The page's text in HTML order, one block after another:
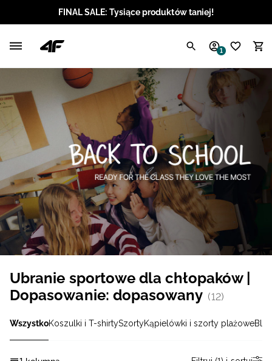
FINAL SALE: Tysiące produktów taniej!
1
Ubranie sportowe dla chłopaków |
Dopasowanie: dopasowany (12)
WszystkoKoszulki i T-shirtySzortyKąpielówki i szorty plażowe
Angielski / USD
Angielski / GBP
Chorwacki / EUR
Czeski / CZK
Litewski / EUR
Łotewski / EUR
Niemiecki / EUR